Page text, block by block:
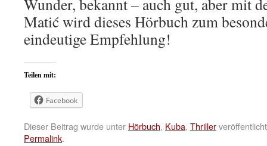
Wunder, bekannt – auch gut, aber mit
Matić wird dieses Hörbuch zum
eindeutige Empfehlung!
Teilen mit:
Facebook
Dieser Beitrag wurde unter Hörbuch, Kuba, Thriller
Permalink.